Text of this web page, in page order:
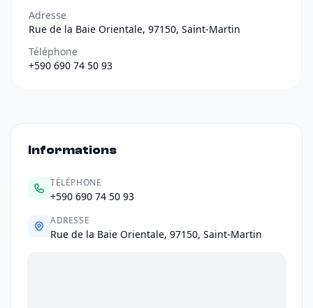
Adresse
Rue de la Baie Orientale, 97150, Saint-Martin
Téléphone
+590 690 74 50 93
Informations
TÉLÉPHONE
+590 690 74 50 93
ADRESSE
Rue de la Baie Orientale, 97150, Saint-Martin